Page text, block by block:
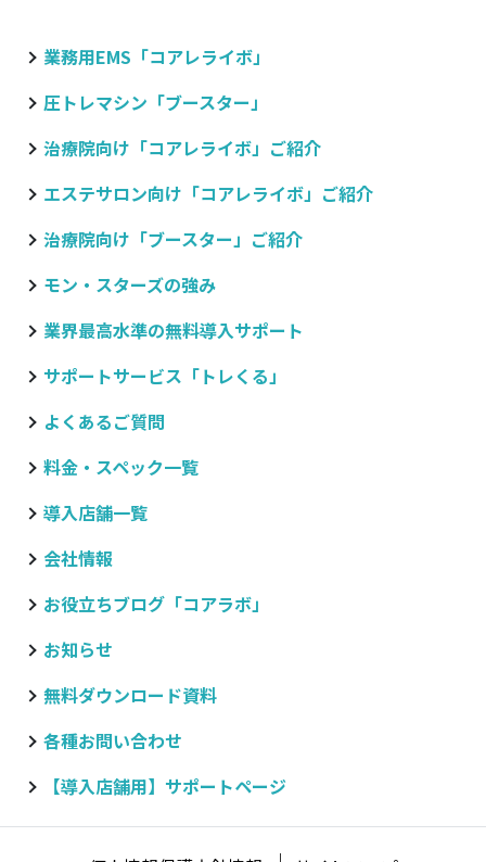
業務用EMS「コアレライボ」
圧トレマシン「ブースター」
治療院向け 「コアレライボ」ご紹介
エステサロン向け 「コアレライボ」ご紹介
治療院向け 「ブースター」ご紹介
モン・スターズの強み
業界最高水準の無料導入サポート
サポートサービス「トレくる」
よくあるご質問
料金・スペック一覧
導入店舗一覧
会社情報
お役立ちブログ 「コアラボ」
お知らせ
無料ダウンロード資料
各種お問い合わせ
【導入店舗用】サポートページ